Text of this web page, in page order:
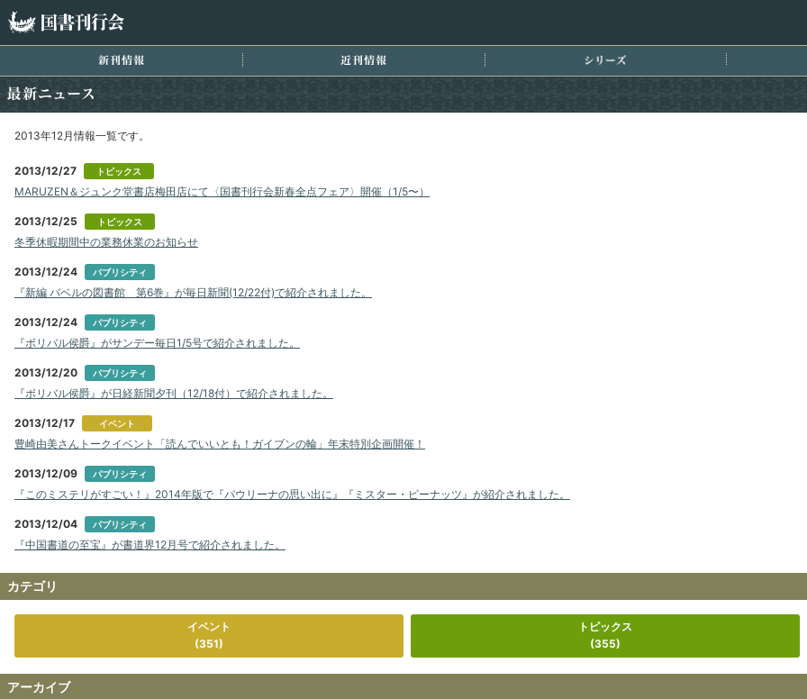
新刊情報
2013年12月情報一覧です。
2013/12/27 トピックス
MARUZEN＆ジュンク堂書店梅田店にて〈国書刊行会新春全点フェア〉開催（1/5〜）
2013/12/25 トピックス
冬季休暇期間中の業務休業のお知らせ
2013/12/24 パブリシティ
『新編 バベルの図書館 第6巻』が毎日新聞(12/22付)で紹介されました。
2013/12/24 パブリシティ
『ボリバル侯爵』がサンデー毎日1/5号で紹介されました。
2013/12/20 パブリシティ
『ボリバル侯爵』が日経新聞夕刊（12/18付）で紹介されました。
2013/12/17 イベント
豊崎由美さんトークイベント「読んでいいとも！ガイブンの輪」年末特別企画開催！
2013/12/09 パブリシティ
『このミステリがすごい！』2014年版で『パウリーナの思い出に』『ミスター・ピーナッツ』が紹介されました。
2013/12/04 パブリシティ
『中国書道の至宝』が書道界12月号で紹介されました。
カテゴリ
イベント
(351)
トピックス
(355)
アーカイブ